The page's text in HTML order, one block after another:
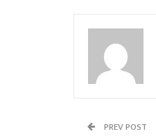
PREV POST